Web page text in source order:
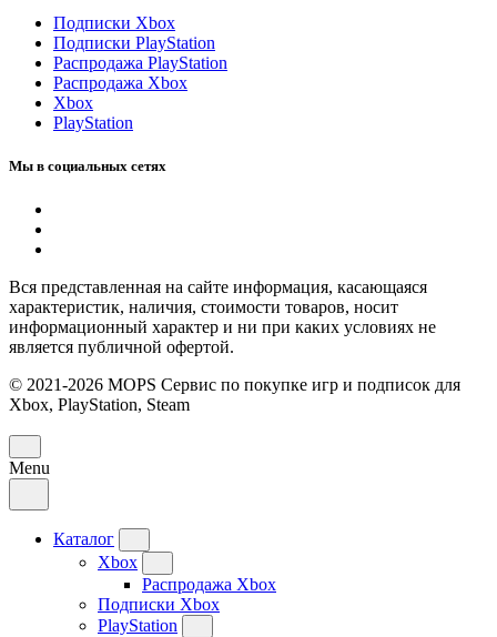
Подписки Xbox
Подписки PlayStation
Распродажа PlayStation
Распродажа Xbox
Xbox
PlayStation
Мы в социальных сетях
Вся представленная на сайте информация, касающаяся
характеристик, наличия, стоимости товаров, носит
информационный характер и ни при каких условиях не
является публичной офертой.
© 2021-2026 MOPS Сервис по покупке игр и подписок для
Xbox, PlayStation, Steam
Menu
Каталог
Xbox
Распродажа Xbox
Подписки Xbox
PlayStation